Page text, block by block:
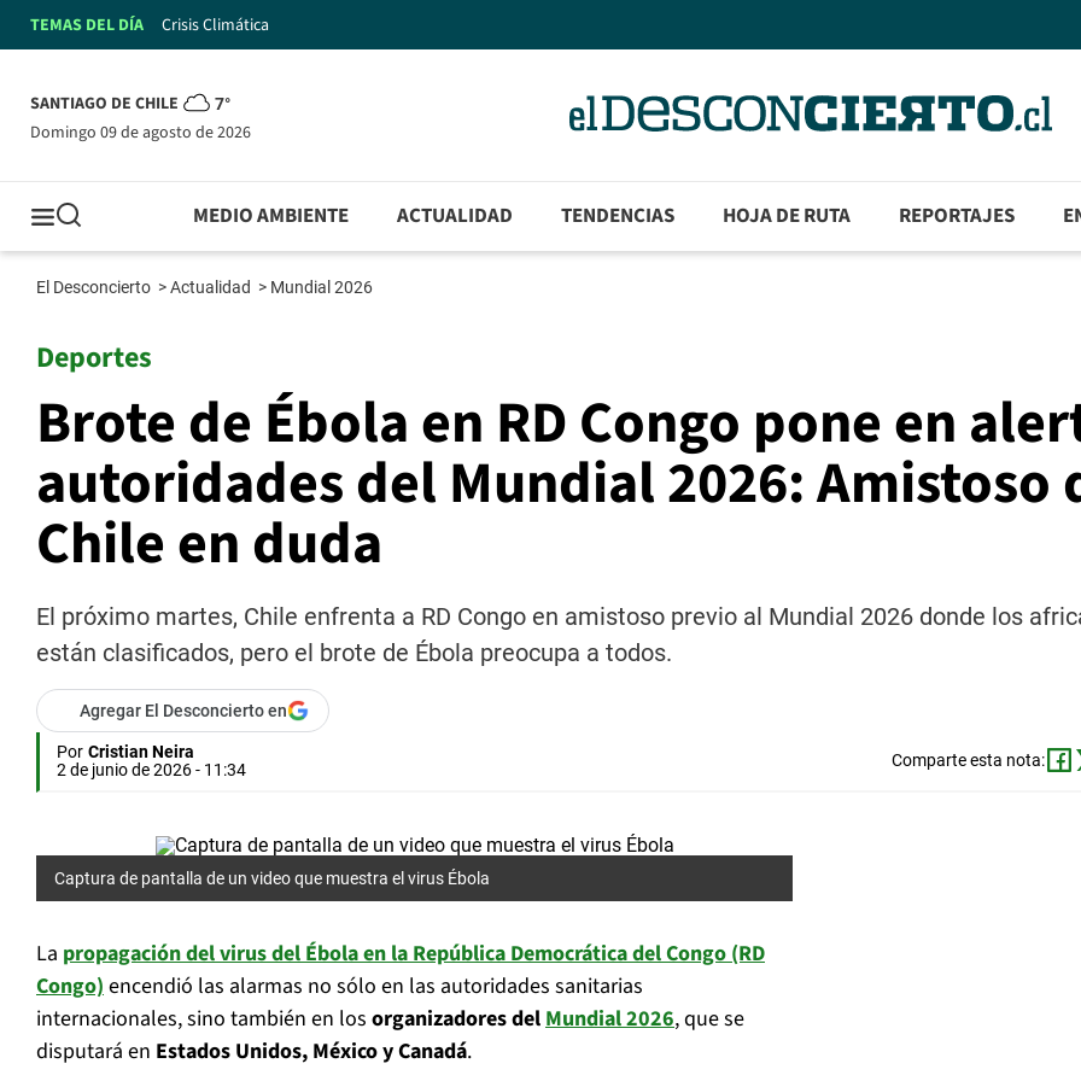
TEMAS DEL DÍA Crisis Climática
SANTIAGO DE CHILE 7°
domingo 09 de agosto de 2026
MEDIO AMBIENTE ACTUALIDAD TENDENCIAS HOJA DE RUTA REPORTAJES
El Desconcierto >Actualidad > Mundial 2026
Deportes
Brote de Ébola en RD Congo pone en
autoridades del Mundial 2026: Amistoso
Chile en duda
El próximo martes, Chile enfrenta a RD Congo en amistoso previo al Mundial 2026 donde los
están clasificados, pero el brote de Ébola preocupa a todos.
Agregar El Desconcierto en
Por Cristian Neira
2 de junio de 2026 - 11:34
Comparte esta nota:
Captura de pantalla de un video que muestra el virus Ébola
La propagación del virus del Ébola en la República Democrática del Congo (RD
Congo)encendió las alarmas no sólo en las autoridades sanitarias
internacionales, sino también en los organizadores delMundial 2026, que se
disputará en Estados Unidos, México y Canadá.